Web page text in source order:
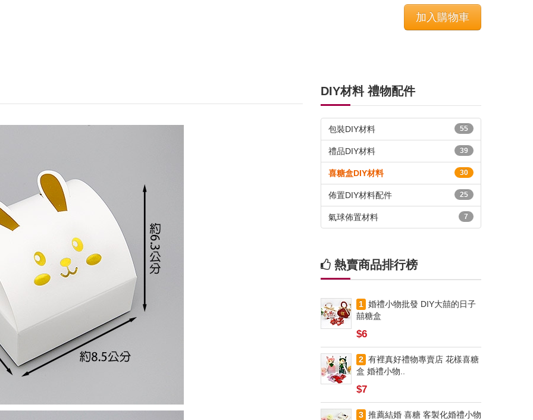
DIY材料 禮物配件
包裝DIY材料 55
禮品DIY材料 39
喜糖盒DIY材料 30
佈置DIY材料配件 25
氣球佈置材料 7
熱賣商品排行榜
1 婚禮小物批發 DIY大囍的日子
囍糖盒
$6
2 有裡真好禮物專賣店 花樣喜糖
盒 婚禮小物..
$7
3 推薦結婚 喜糖 客製化婚禮小物